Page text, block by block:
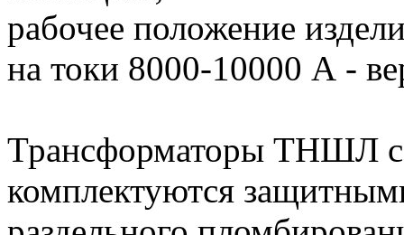
рабочее положение
на токи 8000-10000 А -
Трансформаторы ТНШЛ с
комплектуются